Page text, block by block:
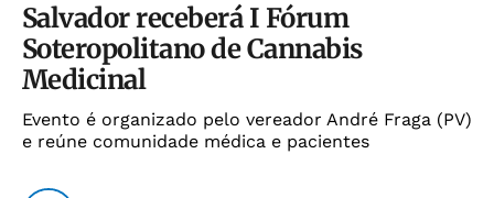
Salvador receberá I Fórum
Soteropolitano de Cannabis
Medicinal
Evento é organizado pelo vereador André Fraga (PV)
e reúne comunidade médica e pacientes